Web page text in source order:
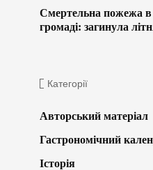
Смертельна пожежа
громаді: загинула
Категорії
Авторський матеріал
Гастрономічний
Історія